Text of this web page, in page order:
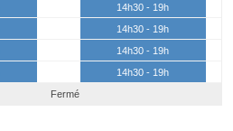
14h30 - 19h
14h30 - 19h
14h30 - 19h
14h30 - 19h
Fermé